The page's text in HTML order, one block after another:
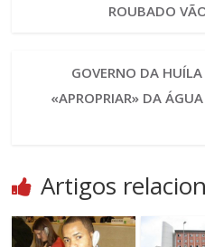
ROUBADO
GOVERNO DA HUÍLA
«APROPRIAR» DA
Artigos